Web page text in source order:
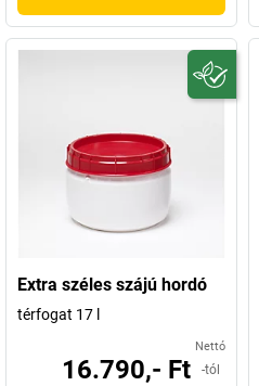
Extra széles szájú hordó
térfogat 17 l
Nettó
16.790,- Ft -tól